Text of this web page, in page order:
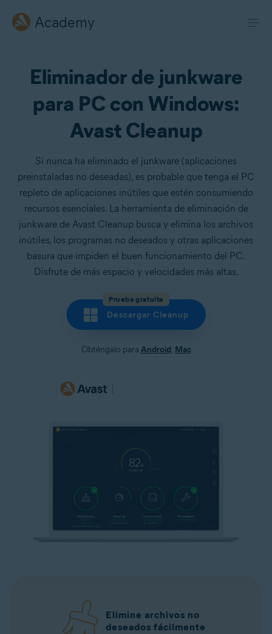
Academy
Eliminador de junkware
para PC con Windows:
Avast Cleanup
Si nunca ha eliminado el junkware (aplicaciones
preinstaladas no deseadas), es probable que tenga el PC
repleto de aplicaciones inútiles que estén consumiendo
recursos esenciales. La herramienta de eliminación de
junkware de Avast Cleanup busca y elimina los archivos
inútiles, los programas no deseados y otras aplicaciones
basura que impiden el buen funcionamiento del PC.
Disfrute de más espacio y velocidades más altas.
Prueba gratuita
Descargar Cleanup
Obténgalo para Android, Mac
Elimine archivos no
deseados fácilmente